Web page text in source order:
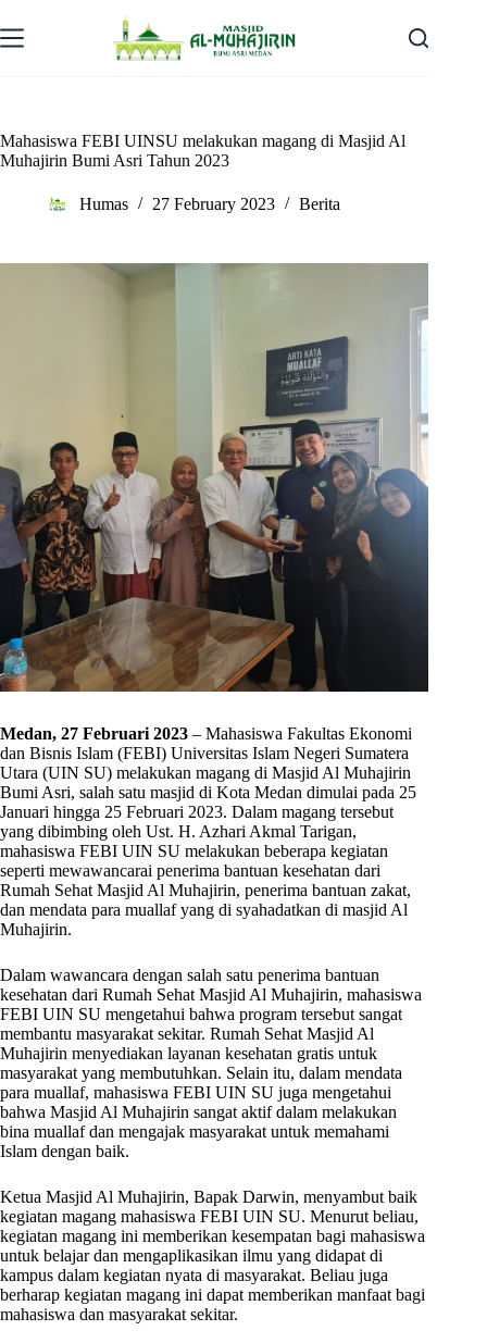
to
content
Mahasiswa FEBI UINSU melakukan magang di Masjid Al
Muhajirin Bumi Asri Tahun 2023
Humas 27 February 2023 Berita
Medan, 27 Februari 2023 – Mahasiswa Fakultas Ekonomi
dan Bisnis Islam (FEBI) Universitas Islam Negeri Sumatera
Utara (UIN SU) melakukan magang di Masjid Al Muhajirin
Bumi Asri, salah satu masjid di Kota Medan dimulai pada 25
Januari hingga 25 Februari 2023. Dalam magang tersebut
yang dibimbing oleh Ust. H. Azhari Akmal Tarigan,
mahasiswa FEBI UIN SU melakukan beberapa kegiatan
seperti mewawancarai penerima bantuan kesehatan dari
Rumah Sehat Masjid Al Muhajirin, penerima bantuan zakat,
dan mendata para muallaf yang di syahadatkan di masjid Al
Muhajirin.
Dalam wawancara dengan salah satu penerima bantuan
kesehatan dari Rumah Sehat Masjid Al Muhajirin, mahasiswa
FEBI UIN SU mengetahui bahwa program tersebut sangat
membantu masyarakat sekitar. Rumah Sehat Masjid Al
Muhajirin menyediakan layanan kesehatan gratis untuk
masyarakat yang membutuhkan. Selain itu, dalam mendata
para muallaf, mahasiswa FEBI UIN SU juga mengetahui
bahwa Masjid Al Muhajirin sangat aktif dalam melakukan
bina muallaf dan mengajak masyarakat untuk memahami
Islam dengan baik.
Ketua Masjid Al Muhajirin, Bapak Darwin, menyambut baik
kegiatan magang mahasiswa FEBI UIN SU. Menurut beliau,
kegiatan magang ini memberikan kesempatan bagi mahasiswa
untuk belajar dan mengaplikasikan ilmu yang didapat di
kampus dalam kegiatan nyata di masyarakat. Beliau juga
berharap kegiatan magang ini dapat memberikan manfaat bagi
mahasiswa dan masyarakat sekitar.